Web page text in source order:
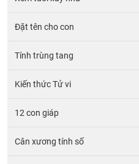
Đặt tên cho con
Tính trùng tang
Kiến thức Tử vi
12 con giáp
Cân xương tính số